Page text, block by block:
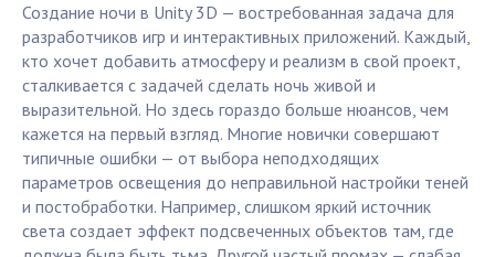
Создание ночи в Unity 3D — востребованная задача для
разработчиков игр и интерактивных приложений. Каждый,
кто хочет добавить атмосферу и реализм в свой проект,
сталкивается с задачей сделать ночь живой и
выразительной. Но здесь гораздо больше нюансов, чем
кажется на первый взгляд. Многие новички совершают
типичные ошибки — от выбора неподходящих
параметров освещения до неправильной настройки теней
и постобработки. Например, слишком яркий источник
света создает эффект подсвеченных объектов там, где